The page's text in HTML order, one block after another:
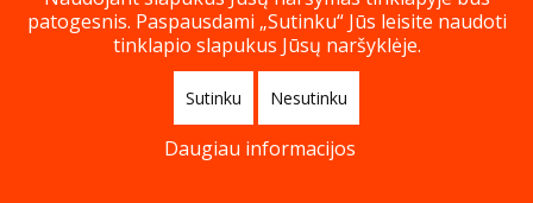
telefonu, kurį jis pametė dar 2019 m. Jo
žmonasakė: „Manome, kad prarastu
telefonu kažkas piktnaudžiavo, kad
paskelbtų šventvagišką komentarą, nes
mano vyras jo apsaugai nenaudojo
patogesnis. Paspausdami „Sutinku“ Jūs leisite naudoti
tinklapio slapukus Jūsų naršyklėje.
Sutinku Nesutinku
Daugiau informacijos